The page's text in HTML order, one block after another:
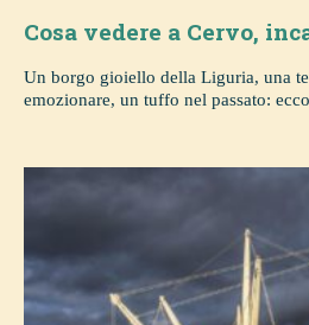
Cosa vedere a Cervo,
Un borgo gioiello della Liguria, una
emozionare, un tuffo nel passato: